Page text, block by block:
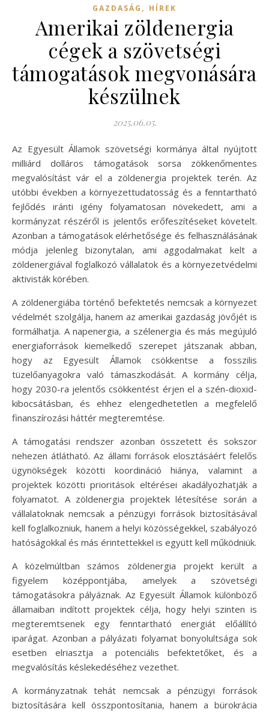
GAZDASÁG , HÍREK
Amerikai zöldenergia
cégek a szövetségi
támogatások megvonására
készülnek
2025.06.05.
Az Egyesült Államok szövetségi kormánya által nyújtott
milliárd dolláros támogatások sorsa zökkenőmentes
megvalósítást vár el a zöldenergia projektek terén. Az
utóbbi években a környezettudatosság és a fenntartható
fejlődés iránti igény folyamatosan növekedett, ami a
kormányzat részéről is jelentős erőfeszítéseket követelt.
Azonban a támogatások elérhetősége és felhasználásának
módja jelenleg bizonytalan, ami aggodalmakat kelt a
zöldenergiával foglalkozó vállalatok és a környezetvédelmi
aktivisták körében.
A zöldenergiába történő befektetés nemcsak a környezet
védelmét szolgálja, hanem az amerikai gazdaság jövőjét is
formálhatja. A napenergia, a szélenergia és más megújuló
energiaforrások kiemelkedő szerepet játszanak abban,
hogy az Egyesült Államok csökkentse a fosszilis
tüzelőanyagokra való támaszkodását. A kormány célja,
hogy 2030-ra jelentős csökkentést érjen el a szén-dioxid-
kibocsátásban, és ehhez elengedhetetlen a megfelelő
finanszírozási háttér megteremtése.
A támogatási rendszer azonban összetett és sokszor
nehezen átlátható. Az állami források elosztásáért felelős
ügynökségek közötti koordináció hiánya, valamint a
projektek közötti prioritások eltérései akadályozhatják a
folyamatot. A zöldenergia projektek létesítése során a
vállalatoknak nemcsak a pénzügyi források biztosításával
kell foglalkozniuk, hanem a helyi közösségekkel, szabályozó
hatóságokkal és más érintettekkel is együtt kell működniük.
A közelmúltban számos zöldenergia projekt került a
figyelem középpontjába, amelyek a szövetségi
támogatásokra pályáznak. Az Egyesült Államok különböző
államaiban indított projektek célja, hogy helyi szinten is
megteremtsenek egy fenntartható energiát előállító
iparágat. Azonban a pályázati folyamat bonyolultsága sok
esetben elriasztja a potenciális befektetőket, és a
megvalósítás késlekedéséhez vezethet.
A kormányzatnak tehát nemcsak a pénzügyi források
biztosítására kell összpontosítania, hanem a bürokrácia